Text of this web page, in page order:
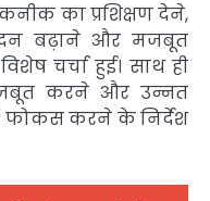
का प्रशिक्षण देने,
बढ़ाने और मजबूत
चर्चा हुई। साथ ही
करने और उन्नत
फोकस करने के निर्देश